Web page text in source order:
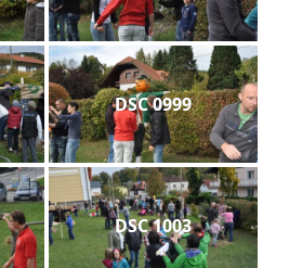
DSC 0999
DSC 1003